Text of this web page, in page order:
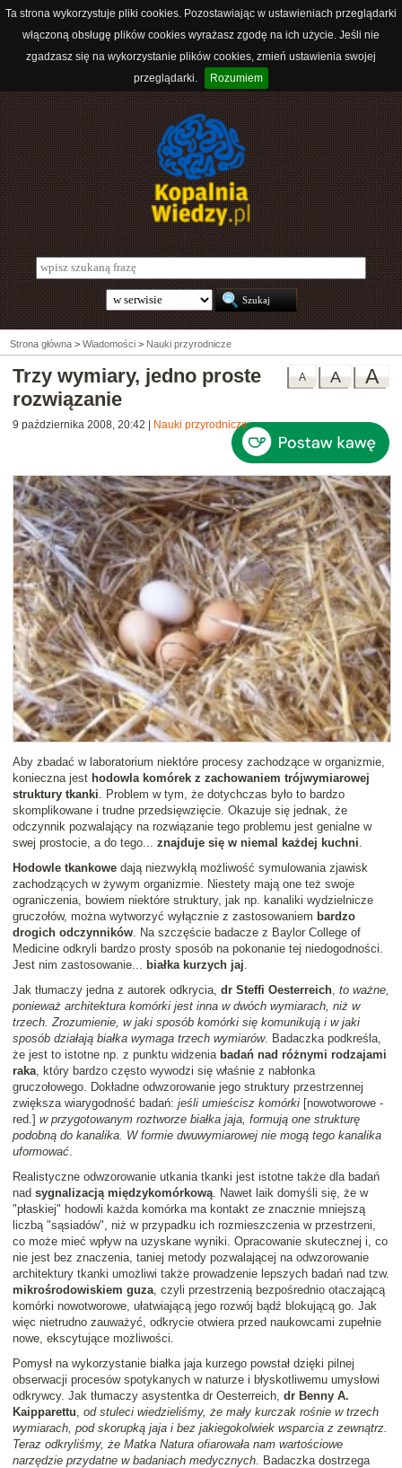
Ta strona wykorzystuje pliki cookies. Pozostawiając w ustawieniach przeglądarki
włączoną obsługę plików cookies wyrażasz zgodę na ich użycie. Jeśli nie
zgadzasz się na wykorzystanie plików cookies, zmień ustawienia swojej
przeglądarki.
Rozumiem
Strona główna > Wiadomości > Nauki przyrodnicze
A
A
A
Trzy wymiary, jedno proste
rozwiązanie
9 października 2008, 20:42 Nauki przyrodnicze
Aby zbadać w laboratorium niektóre procesy zachodzące w organizmie,
konieczna jest hodowla komórek z zachowaniem trójwymiarowej
struktury tkanki . Problem w tym, że dotychczas było to bardzo
skomplikowane i trudne przedsięwzięcie. Okazuje się jednak, że
odczynnik pozwalający na rozwiązanie tego problemu jest genialne w
swej prostocie, a do tego... znajduje się w niemal każdej kuchni
Hodowle tkankowe dają niezwykłą możliwość symulowania zjawisk
zachodzących w żywym organizmie. Niestety mają one też swoje
ograniczenia, bowiem niektóre struktury, jak np. kanaliki wydzielnicze
gruczołów, można wytworzyć wyłącznie z zastosowaniem bardzo
drogich odczynników . Na szczęście badacze z Baylor College of
Medicine odkryli bardzo prosty sposób na pokonanie tej niedogodności.
Jest nim zastosowanie...
białka kurzych jaj
Jak tłumaczy jedna z autorek odkrycia, dr Steffi Oesterreich to ważne,
ponieważ architektura komórki jest inna w dwóch wymiarach, niż w
trzech. Zrozumienie, w jaki sposób komórki się komunikują i w jaki
sposób działają białka wymaga trzech wymiarów. Badaczka podkreśla,
że jest to istotne np. z punktu widzenia badań nad różnymi rodzajami
raka , który bardzo często wywodzi się właśnie z nabłonka
gruczołowego. Dokładne odwzorowanie jego struktury przestrzennej
zwiększa wiarygodność badań: jeśli umieścisz komórki [nowotworowe -
red.] w przygotowanym roztworze białka jaja, formują one strukturę
podobną do kanalika. W formie dwuwymiarowej nie mogą tego kanalika
uformować
Realistyczne odwzorowanie utkania tkanki jest istotne także dla badań
nad sygnalizacją międzykomórkową . Nawet laik domyśli się, że w
"płaskiej" hodowli każda komórka ma kontakt ze znacznie mniejszą
liczbą "sąsiadów", niż w przypadku ich rozmieszczenia w przestrzeni,
co może mieć wpływ na uzyskane wyniki. Opracowanie skutecznej i, co
nie jest bez znaczenia, taniej metody pozwalającej na odwzorowanie
architektury tkanki umożliwi także prowadzenie lepszych badań nad tzw.
mikrośrodowiskiem guza , czyli przestrzenią bezpośrednio otaczającą
komórki nowotworowe, ułatwiającą jego rozwój bądź blokującą go. Jak
więc nietrudno zauważyć, odkrycie otwiera przed naukowcami zupełnie
nowe, ekscytujące możliwości.
Pomysł na wykorzystanie białka jaja kurzego powstał dzięki pilnej
obserwacji procesów spotykanych w naturze i błyskotliwemu umysłowi
odkrywcy. Jak tłumaczy asystentka dr Oesterreich, dr Benny A.
Kaipparettu od stuleci wiedzieliśmy, że mały kurczak rośnie w trzech
wymiarach, pod skorupką jaja i bez jakiegokolwiek wsparcia z zewnątrz.
Teraz odkryliśmy, że Matka Natura ofiarowała nam wartościowe
narzędzie przydatne w badaniach medycznych . Badaczka dostrzega